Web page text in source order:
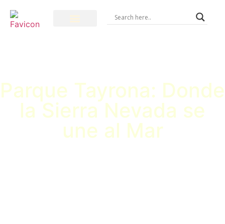
Parque Tayrona: Donde
la Sierra Nevada se
une al Mar